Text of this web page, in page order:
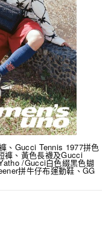
、Gucci Tennis 1977拼色
褲、黃色長襪及Gucci
/Gucci白色綴黑色蝴
拼牛仔布運動鞋、GG